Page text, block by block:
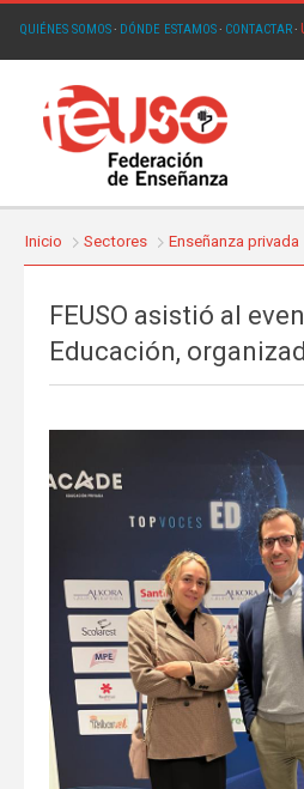
QUIÉNES SOMOS· DÓNDE ESTAMOS· CONTACTAR·
Inicio Sectores Enseñanza privada
FEUSO asistió al
Educación,